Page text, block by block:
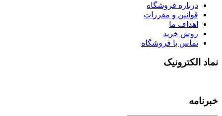
درباره فروشگاه
قوانین و مقررات
اهداف ما
روش خرید
تماس با فروشگاه
نماد الکترونیک
خبرنامه